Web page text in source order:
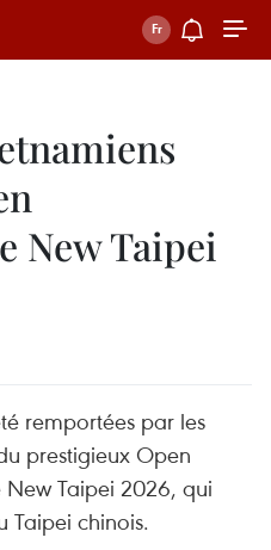
New Taipei
remportées par les
prestigieux Open
Taipei 2026, qui
Taipei chinois.